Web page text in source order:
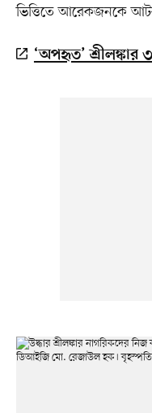
ভিত্তিতে আরেকজনকে
‘অপহৃত’